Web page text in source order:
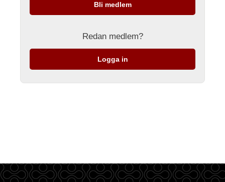
Bli medlem
Redan medlem?
Logga in